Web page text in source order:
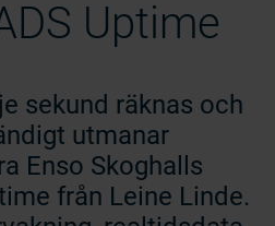
Uptime
sekund räknas och
utmanar
Enso Skoghalls
från Leine Linde.